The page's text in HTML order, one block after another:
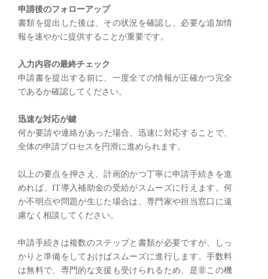
申請後のフォローアップ
書類を提出した後は、その状況を確認し、必要な追加情
報を速やかに提供することが重要です。
入力内容の最終チェック
申請書を提出する前に、一度全ての情報が正確かつ完全
であるか確認してください。
迅速な対応が鍵
何か要請や連絡があった場合、迅速に対応することで、
全体の申請プロセスを円滑に進められます。
以上の要点を押さえ、計画的かつ丁寧に申請手続きを進
めれば、IT導入補助金の受給がスムーズに行えます。何
か不明点や問題が生じた場合は、専門家や担当窓口に遠
慮なく相談してください。
申請手続きは複数のステップと書類が必要ですが、しっ
かりと準備をしておけばスムーズに進行します。手数料
は無料で、専門的な支援も受けられるため、是非この機